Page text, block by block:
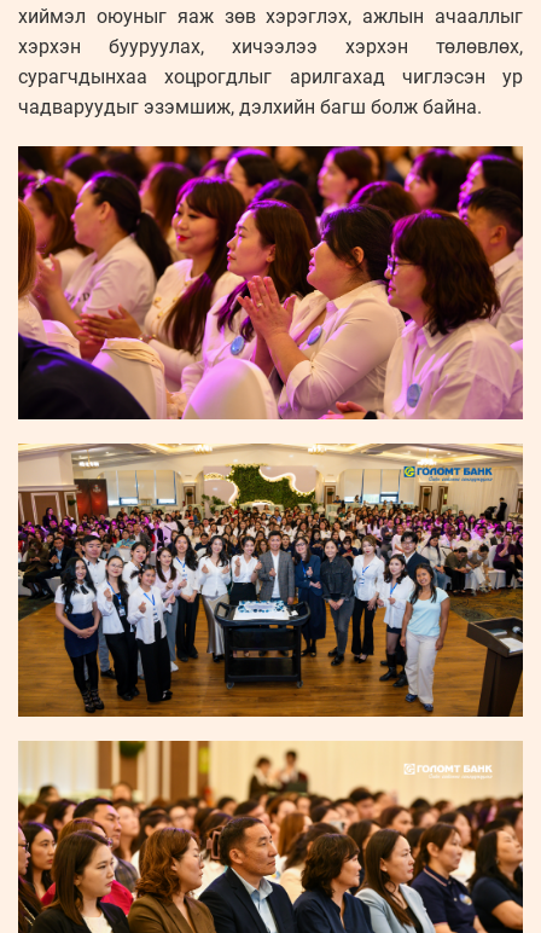
хиймэл оюуныг яаж зөв хэрэглэх, ажлын ачааллыг
хэрхэн бууруулах, хичээлээ хэрхэн төлөвлөх,
сурагчдынхаа хоцрогдлыг арилгахад чиглэсэн ур
чадваруудыг эзэмшиж, дэлхийн багш болж байна.